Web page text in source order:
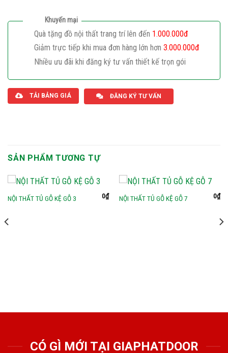
Khuyến mại
Quà tặng đồ nội thất trang trí lên đến 1.000.000đ
Giảm trực tiếp khi mua đơn hàng lớn hơn 3.000.000đ
Nhiều ưu đãi khi đăng ký tư vấn thiết kế trọn gói
TẢI BẢNG GIÁ ĐĂNG KÝ TƯ VẤN
SẢN PHẨM TƯƠNG TỰ
NỘI THẤT TỦ GỖ KỆ GỖ 3 0₫ NỘI THẤT TỦ GỖ KỆ GỖ 7 0₫
CÓ GÌ MỚI TẠI GIAPHATDOOR